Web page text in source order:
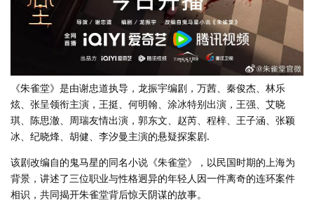
《朱雀堂》是由谢忠道执导，龙振宇编剧，万茜、秦俊杰、林乐
炫、张呈领衔主演，王挺、何明翰、涂冰特别出演，王强、艾晓
琪、陈思澈、周瑞友情出演，郭东文、赵芮、程梓、王子涵、张颖
冰、纪晓烽、胡健、李汐曼主演的悬疑探案剧.
该剧改编自的鬼马星的同名小说《朱雀堂》，以民国时期的上海为
背景，讲述了三位职业与性格迥异的年轻人因一件离奇的连环案件
相识，共同揭开朱雀堂背后惊天阴谋的故事。